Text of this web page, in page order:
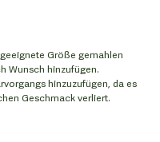
Größe gemahlen
Wunsch hinzufügen.
hinzuzufügen, da es
Geschmack verliert.